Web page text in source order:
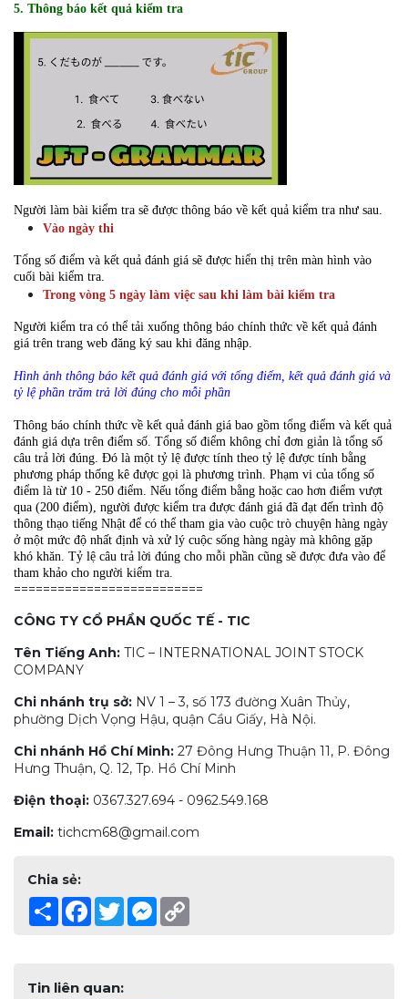
5. Thông báo kết quả kiểm tra
Người làm bài kiểm tra sẽ được thông báo về kết quả kiểm tra như sau.
Vào ngày thi
Tổng số điểm và kết quả đánh giá sẽ được hiển thị trên màn hình vào
cuối bài kiểm tra.
Trong vòng 5 ngày làm việc sau khi làm bài kiểm tra
Người kiểm tra có thể tải xuống thông báo chính thức về kết quả đánh
giá trên trang web đăng ký sau khi đăng nhập.
Hình ảnh thông báo kết quả đánh giá với tổng điểm, kết quả đánh giá và
tỷ lệ phần trăm trả lời đúng cho mỗi phần
Thông báo chính thức về kết quả đánh giá bao gồm tổng điểm và kết quả
đánh giá dựa trên điểm số. Tổng số điểm không chỉ đơn giản là tổng số
câu trả lời đúng. Đó là một tỷ lệ được tính theo tỷ lệ được tính bằng
phương pháp thống kê được gọi là phương trình. Phạm vi của tổng số
điểm là từ 10 - 250 điểm. Nếu tổng điểm bằng hoặc cao hơn điểm vượt
qua (200 điểm), người được kiểm tra được đánh giá đã đạt đến trình độ
thông thạo tiếng Nhật để có thể tham gia vào cuộc trò chuyện hàng ngày
ở một mức độ nhất định và xử lý cuộc sống hàng ngày mà không gặp
khó khăn. Tỷ lệ câu trả lời đúng cho mỗi phần cũng sẽ được đưa vào để
tham khảo cho người kiểm tra.
==========================
CÔNG TY CỔ PHẦN QUỐC TẾ - TIC
Tên Tiếng Anh: TIC – INTERNATIONAL JOINT STOCK
COMPANY
Chi nhánh trụ sở: NV 1 – 3, số 173 đường Xuân Thủy,
phường Dịch Vọng Hậu, quận Cầu Giấy, Hà Nội.
Chi nhánh Hồ Chí Minh: 27 Đông Hưng Thuận 11, P. Đông
Hưng Thuận, Q. 12, Tp. Hồ Chí Minh
Điện thoại: 0367.327.694 - 0962.549.168
Email: tichcm68@gmail.com
Chia sẻ:
Share Facebook
TwitterMessenger
Tin liên quan: